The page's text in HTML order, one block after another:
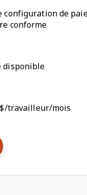
configuration de
conforme
disponible
travailleur/mois